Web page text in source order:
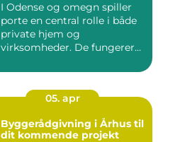
I Odense og omegn spiller
porte en central rolle i både
private hjem og
virksomheder. De fungerer
05. apr
Byggerådgivning i Århus til
dit kommende projekt